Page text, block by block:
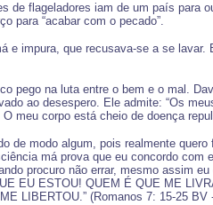
de flageladores iam de um país para
para “acabar com o pecado”.
e impura, que recusava-se a se
pego na luta entre o bem e o mal.
ao desespero. Ele admite: “Os
meu corpo está cheio de doença
de modo algum, pois realmente
má prova que eu concordo
procuro não errar, mesmo assim
EU ESTOU! QUEM É QUE ME
LIBERTOU.” (Romanos 7: 15-25